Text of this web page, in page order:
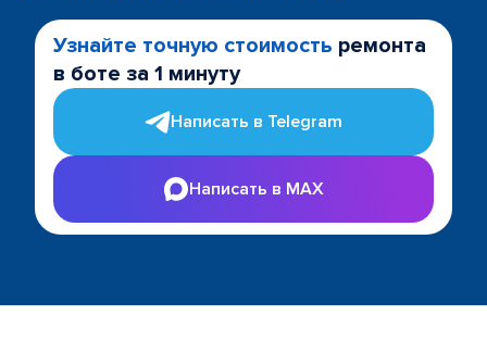
Узнайте точную стоимость ремонта
в боте за 1 минуту
Написать в Telegram
Написать в MAX